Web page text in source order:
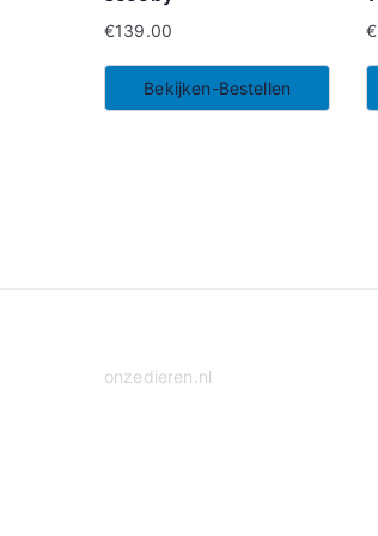
€139.00
Bekijken-Bestellen
€
onzedieren.nl